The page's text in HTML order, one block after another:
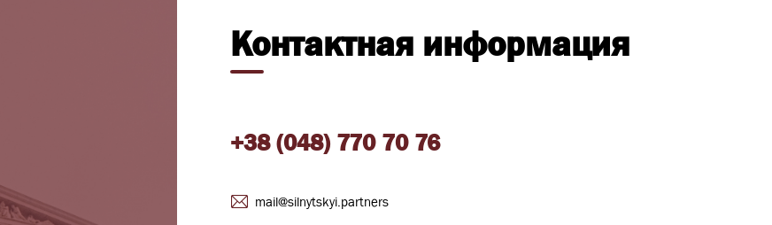
Контактная информация
+38 (048) 770 70 76
mail@silnytskyi.partners